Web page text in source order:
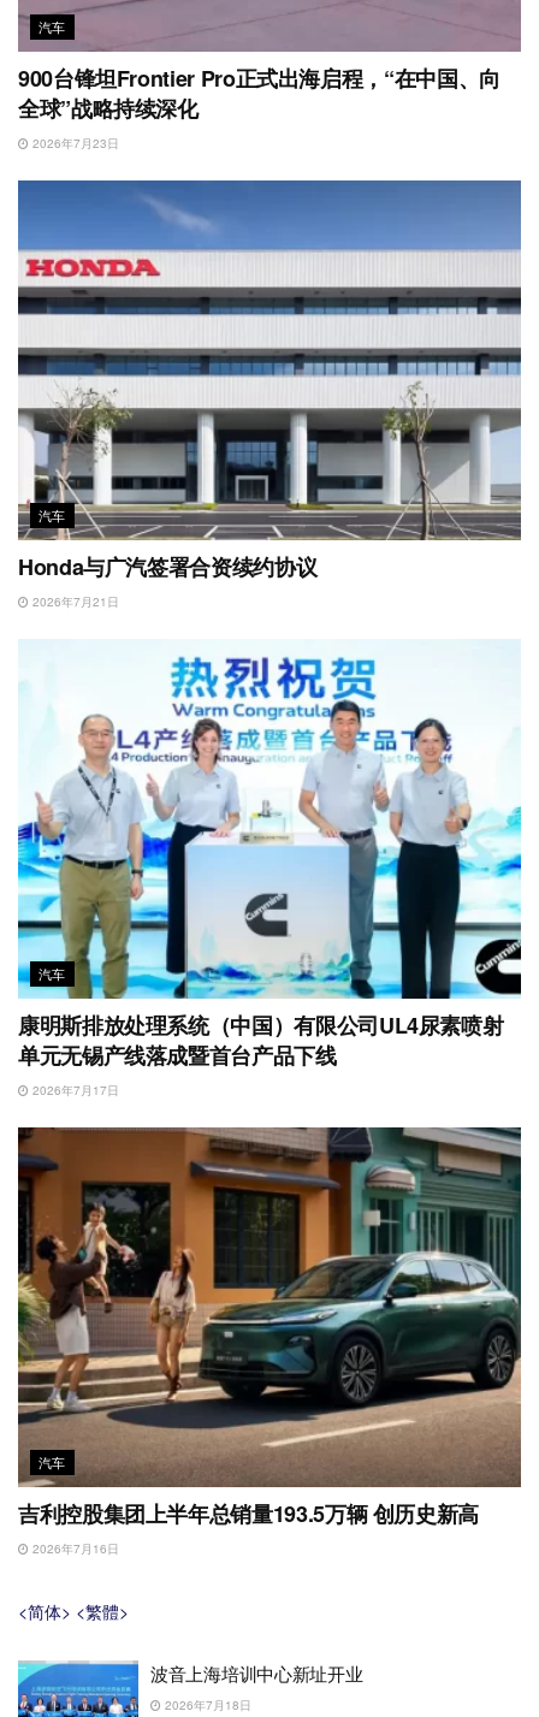
汽车
900台锋坦Frontier Pro正式出海启程，“在中国、向
全球”战略持续深化
2026年7月23日
汽车
Honda与广汽签署合资续约协议
2026年7月21日
汽车
康明斯排放处理系统（中国）有限公司UL4尿素喷射
单元无锡产线落成暨首台产品下线
2026年7月17日
汽车
吉利控股集团上半年总销量193.5万辆 创历史新高
2026年7月16日
<简体> <繁體>
波音上海培训中心新址开业
2026年7月18日